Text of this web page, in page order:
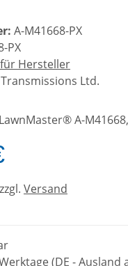
A-M41668-PX
PX
für Hersteller
Transmissions Ltd.
A-
Versand
(DE - Ausland